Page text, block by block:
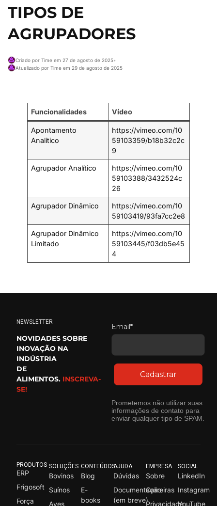
TIPOS DE
AGRUPADORES
Criado por Time em 27 de agosto de 2025•
Atualizado por Time em 29 de agosto de 2025
Funcionalidades Vídeo
Apontamento
Analítico
https://vimeo.com/10
59103359/b18b32c2c
9
Agrupador Analítico
https://vimeo.com/10
59103388/3432524c
26
Agrupador Dinâmico
https://vimeo.com/10
59103419/93fa7cc2e8
Agrupador Dinâmico
Limitado
https://vimeo.com/10
59103445/f03db5e45
4
NEWSLETTER
NOVIDADES SOBRE
INOVAÇÃO NA
INDÚSTRIA
DE
ALIMENTOS. INSCREVA-
SE!
Email*
Cadastrar
Prometemos não utilizar suas
informações de contato para
enviar qualquer tipo de SPAM.
PRODUTOS
ERP
Frigosoft
Força
SOLUÇÕES
Bovinos
Suínos
Aves
CONTEÚDOS
Blog
E-
books
AJUDA
Dúvidas
Documentação
(em breve)
EMPRESA
Sobre
Carreiras
Privacidade
SOCIAL
LinkedIn
Instagram
YouTube